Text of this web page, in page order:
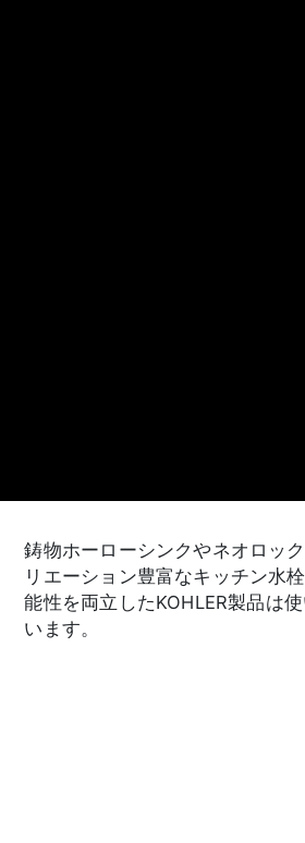
鋳物ホーローシンクやネオロッ
リエーション豊富なキッチン水
能性を両立したKOHLER製品は
います。